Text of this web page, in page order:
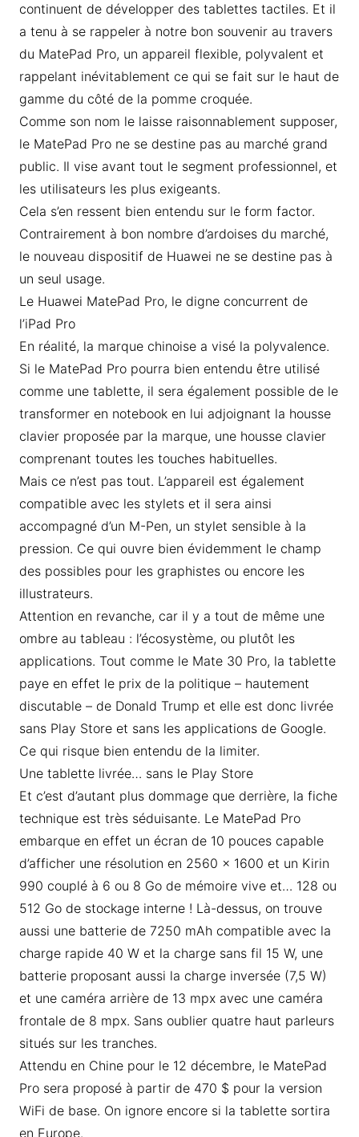
continuent de développer des tablettes tactiles. Et il
a tenu à se rappeler à notre bon souvenir au travers
du MatePad Pro, un appareil flexible, polyvalent et
rappelant inévitablement ce qui se fait sur le haut de
gamme du côté de la pomme croquée.
Comme son nom le laisse raisonnablement supposer,
le MatePad Pro ne se destine pas au marché grand
public. Il vise avant tout le segment professionnel, et
les utilisateurs les plus exigeants.
Cela s’en ressent bien entendu sur le form factor.
Contrairement à bon nombre d’ardoises du marché,
le nouveau dispositif de Huawei ne se destine pas à
un seul usage.
Le Huawei MatePad Pro, le digne concurrent de
l’iPad Pro
En réalité, la marque chinoise a visé la polyvalence.
Si le MatePad Pro pourra bien entendu être utilisé
comme une tablette, il sera également possible de le
transformer en notebook en lui adjoignant la housse
clavier proposée par la marque, une housse clavier
comprenant toutes les touches habituelles.
Mais ce n’est pas tout. L’appareil est également
compatible avec les stylets et il sera ainsi
accompagné d’un M-Pen, un stylet sensible à la
pression. Ce qui ouvre bien évidemment le champ
des possibles pour les graphistes ou encore les
illustrateurs.
Attention en revanche, car il y a tout de même une
ombre au tableau : l’écosystème, ou plutôt les
applications. Tout comme le Mate 30 Pro, la tablette
paye en effet le prix de la politique – hautement
discutable – de Donald Trump et elle est donc livrée
sans Play Store et sans les applications de Google.
Ce qui risque bien entendu de la limiter.
Une tablette livrée… sans le Play Store
Et c’est d’autant plus dommage que derrière, la fiche
technique est très séduisante. Le MatePad Pro
embarque en effet un écran de 10 pouces capable
d’afficher une résolution en 2560 x 1600 et un Kirin
990 couplé à 6 ou 8 Go de mémoire vive et… 128 ou
512 Go de stockage interne ! Là-dessus, on trouve
aussi une batterie de 7250 mAh compatible avec la
charge rapide 40 W et la charge sans fil 15 W, une
batterie proposant aussi la charge inversée (7,5 W)
et une caméra arrière de 13 mpx avec une caméra
frontale de 8 mpx. Sans oublier quatre haut parleurs
situés sur les tranches.
Attendu en Chine pour le 12 décembre, le MatePad
Pro sera proposé à partir de 470 $ pour la version
WiFi de base. On ignore encore si la tablette sortira
en Europe.